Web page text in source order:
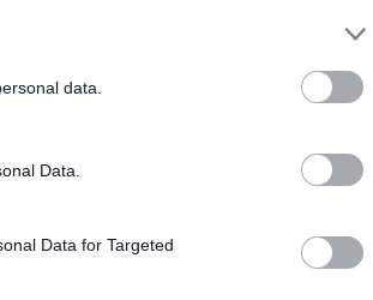
data.
Data.
Data for Targeted
apoi a lansat un atac
– inclusiv tancuri –
și a fost distrusă
Altul